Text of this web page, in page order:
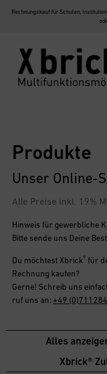
Rechnungskauf für Schulen,
Hinweis für gewerbliche
Bitte sende uns Deine
Du möchtest Xbrick® für
Rechnung kaufen?
Gerne! Schreib uns
ruf uns an: +49
Produkte
Unser Online-
Alle Preise inkl. 19%
Alles
Xbrick®